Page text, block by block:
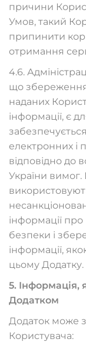
причини
Умов, такий
припинити
отримання
4.6.
що
наданих
інформації, є
електронних і
відповідно до
України вимог.
інформації
безпеки і
інформації,
цьому Додатку.
5. Інформація,
Додатком
Додаток може
Користувача: